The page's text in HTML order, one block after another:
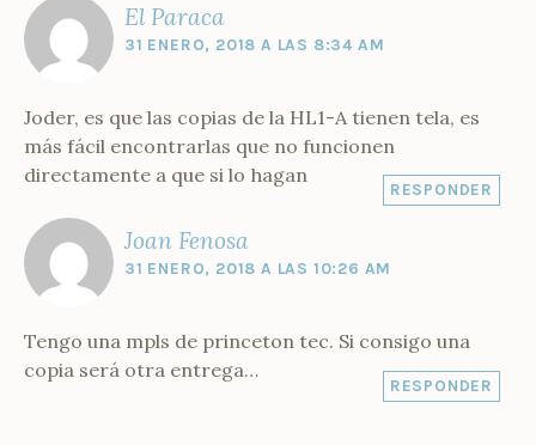
El Paraca
31 ENERO, 2018 A LAS 8:34 AM
Joder, es que las copias de la HL1-A tienen tela, es
más fácil encontrarlas que no funcionen
directamente a que si lo hagan
RESPONDER
Joan Fenosa
31 ENERO, 2018 A LAS 10:26 AM
Tengo una mpls de princeton tec. Si consigo una
copia será otra entrega…
RESPONDER